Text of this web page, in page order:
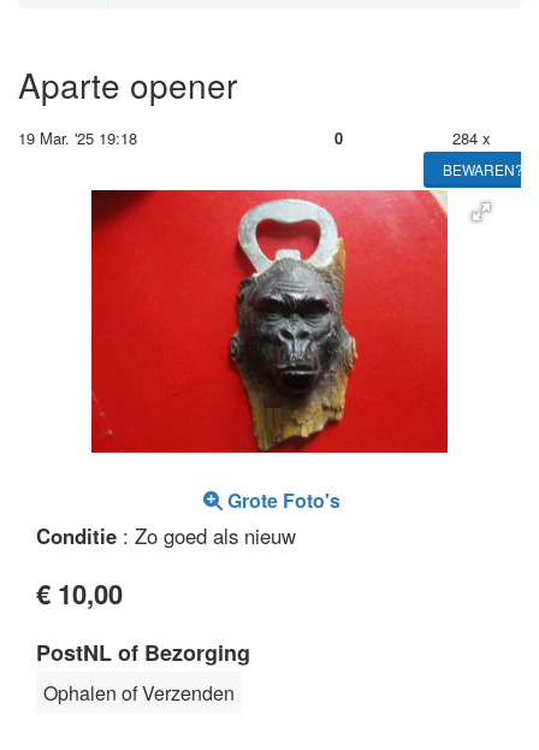
Aparte opener
19 Mar. '25 19:18 0 284 x
BEWAREN?
Grote Foto's
Conditie : Zo goed als nieuw
€ 10,00
PostNL of Bezorging
Ophalen of Verzenden